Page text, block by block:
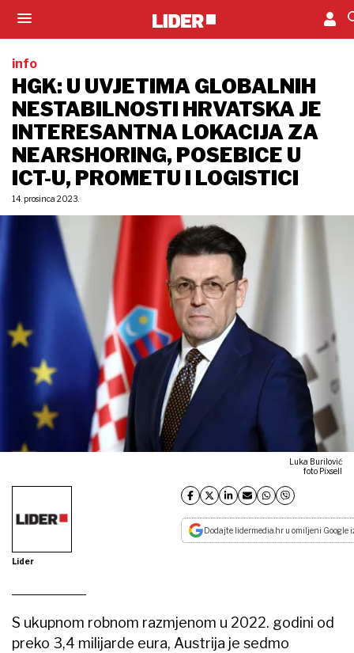
info
HGK: U UVJETIMA GLOBALNIH
NESTABILNOSTI HRVATSKA JE
INTERESANTNA LOKACIJA ZA
NEARSHORING, POSEBICE U
ICT-U, PROMETU I LOGISTICI
14. prosinca 2023.
Luka Burilović
foto Pixsell
Lider
Dodajte lidermedia.hr u omiljeni Google
S ukupnom robnom razmjenom u 2022. godini od
preko 3,4 milijarde eura, Austrija je sedmo